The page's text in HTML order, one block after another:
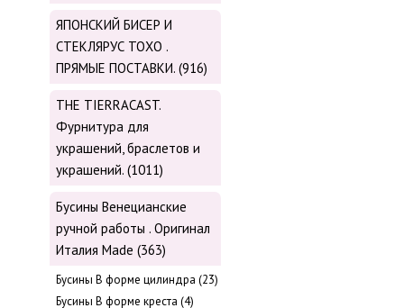
ЯПОНСКИЙ БИСЕР И
СТЕКЛЯРУС TOХО .
ПРЯМЫЕ ПОСТАВКИ. (916)
THE TIERRACAST.
Фурнитура для
украшений, браслетов и
украшений. (1011)
Бусины Венецианские
ручной работы . Оригинал
Италия Made (363)
Буcины В форме цилиндра (23)
Бусины В форме креста (4)